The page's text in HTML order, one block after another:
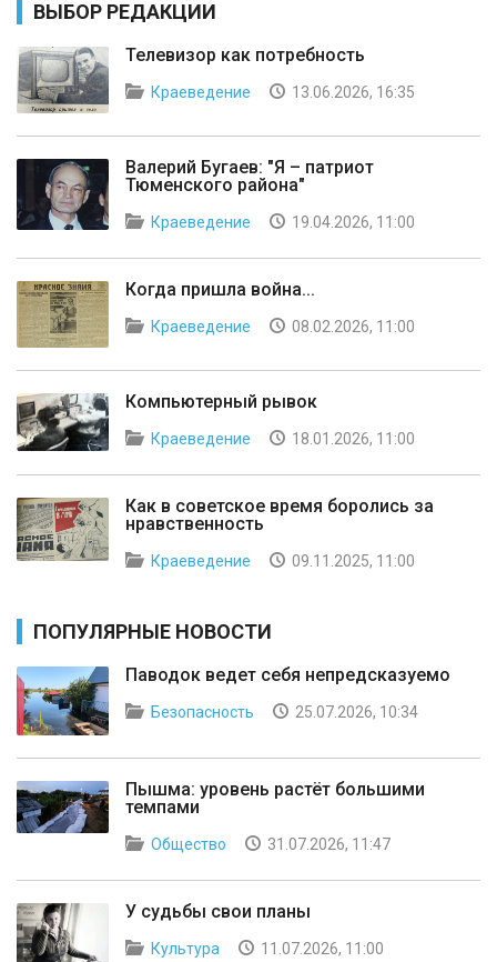
ВЫБОР РЕДАКЦИИ
Телевизор как потребность
Краеведение 13.06.2026, 16:35
Валерий Бугаев: "Я – патриот
Тюменского района"
Краеведение 19.04.2026, 11:00
Когда пришла война...
Краеведение 08.02.2026, 11:00
Компьютерный рывок
Краеведение 18.01.2026, 11:00
Как в советское время боролись за
нравственность
Краеведение 09.11.2025, 11:00
ПОПУЛЯРНЫЕ НОВОСТИ
Паводок ведет себя непредсказуемо
Безопасность 25.07.2026, 10:34
Пышма: уровень растёт большими
темпами
Общество 31.07.2026, 11:47
У судьбы свои планы
Культура 11.07.2026, 11:00